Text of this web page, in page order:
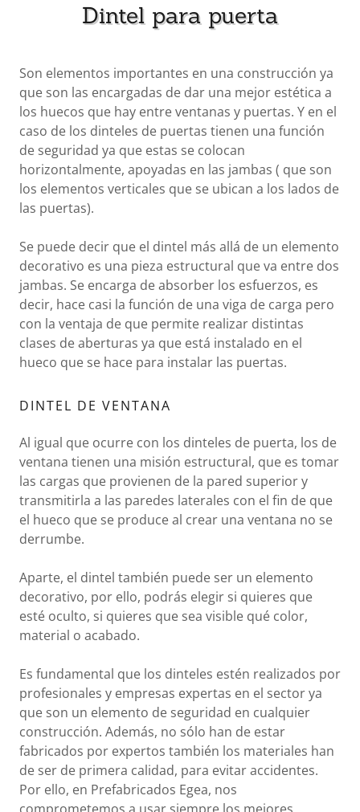
Dintel para puerta
Son elementos importantes en una construcción ya
que son las encargadas de dar una mejor estética a
los huecos que hay entre ventanas y puertas. Y en el
caso de los dinteles de puertas tienen una función
de seguridad ya que estas se colocan
horizontalmente, apoyadas en las jambas ( que son
los elementos verticales que se ubican a los lados de
las puertas).
Se puede decir que el dintel más allá de un elemento
decorativo es una pieza estructural que va entre dos
jambas. Se encarga de absorber los esfuerzos, es
decir, hace casi la función de una viga de carga pero
con la ventaja de que permite realizar distintas
clases de aberturas ya que está instalado en el
hueco que se hace para instalar las puertas.
DINTEL DE VENTANA
Al igual que ocurre con los dinteles de puerta, los de
ventana tienen una misión estructural, que es tomar
las cargas que provienen de la pared superior y
transmitirla a las paredes laterales con el fin de que
el hueco que se produce al crear una ventana no se
derrumbe.
Aparte, el dintel también puede ser un elemento
decorativo, por ello, podrás elegir si quieres que
esté oculto, si quieres que sea visible qué color,
material o acabado.
Es fundamental que los dinteles estén realizados por
profesionales y empresas expertas en el sector ya
que son un elemento de seguridad en cualquier
construcción. Además, no sólo han de estar
fabricados por expertos también los materiales han
de ser de primera calidad, para evitar accidentes.
Por ello, en Prefabricados Egea, nos